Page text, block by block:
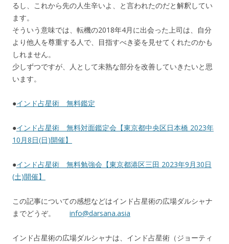
るし、これから先の人生辛いよ、と言われたのだと解釈してい
ます。
そういう意味では、転機の2018年4月に出会った上司は、自分
より他人を尊重する人で、目指すべき姿を見せてくれたのかも
しれません。
少しずつですが、人として未熟な部分を改善していきたいと思
います。
●インド占星術 無料鑑定
●インド占星術 無料対面鑑定会【東京都中央区日本橋 2023年
10月8日(日)開催】
●インド占星術 無料勉強会【東京都港区三田 2023年9月30日
(土)開催】
この記事についての感想などはインド占星術の広場ダルシャナ
までどうぞ。 info@darsana.asia
インド占星術の広場ダルシャナは、インド占星術（ジョーティ